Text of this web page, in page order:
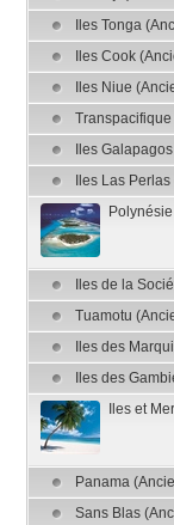
Iles Tonga
Iles Cook
Iles Niue
Iles
Iles Las
Iles de la
Tuamotu
Iles des
Iles des
Iles et
Panama
Sans Blas